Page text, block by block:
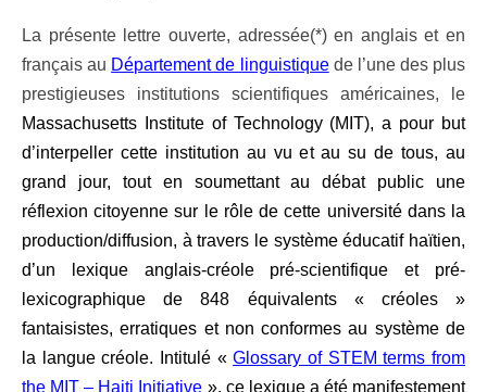
La présente lettre ouverte, adressée(*) en anglais et en
français au Département de linguistiquede l’une des plus
prestigieuses institutions scientifiques américaines, le
Massachusetts Institute of Technology (MIT), a pour but
d’interpeller cette institution au vu et au su de tous, au
grand jour, tout en soumettant au débat public une
réflexion citoyenne sur le rôle de cette université dans la
production/diffusion, à travers le système éducatif haïtien,
d’un lexique anglais-créole pré-scientifique et pré-
lexicographique de 848 équivalents « créoles »
fantaisistes, erratiques et non conformes au système de
la langue créole. Intitulé «Glossary of STEM terms from
the MIT – Haiti Initiative », ce lexique a été manifestement